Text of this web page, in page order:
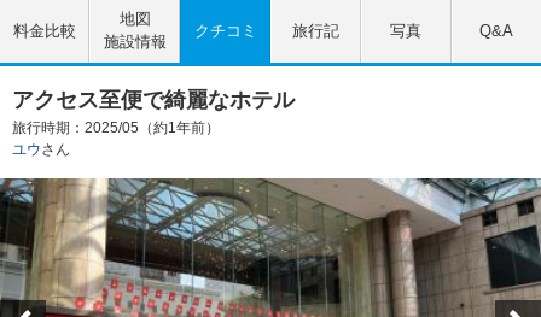
料金比較
地図
施設情報
クチコミ 旅行記 写真 Q&A
アクセス至便で綺麗なホテル
旅行時期：2025/05（約1年前）
ユウさん